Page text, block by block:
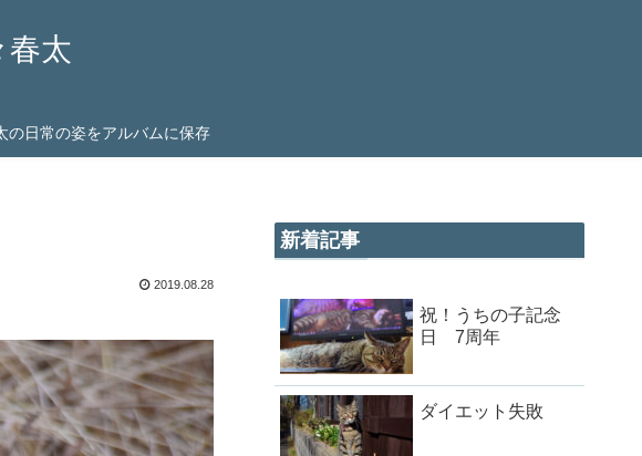
春太
日常の姿をアルバムに保存
2019.08.28
新着記事
祝！うちの子記念
日 7周年
ダイエット失敗